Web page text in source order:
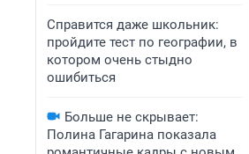
Справится даже школьник:
пройдите тест по географии, в
котором очень стыдно
ошибиться
Больше не скрывает:
Полина Гагарина показала